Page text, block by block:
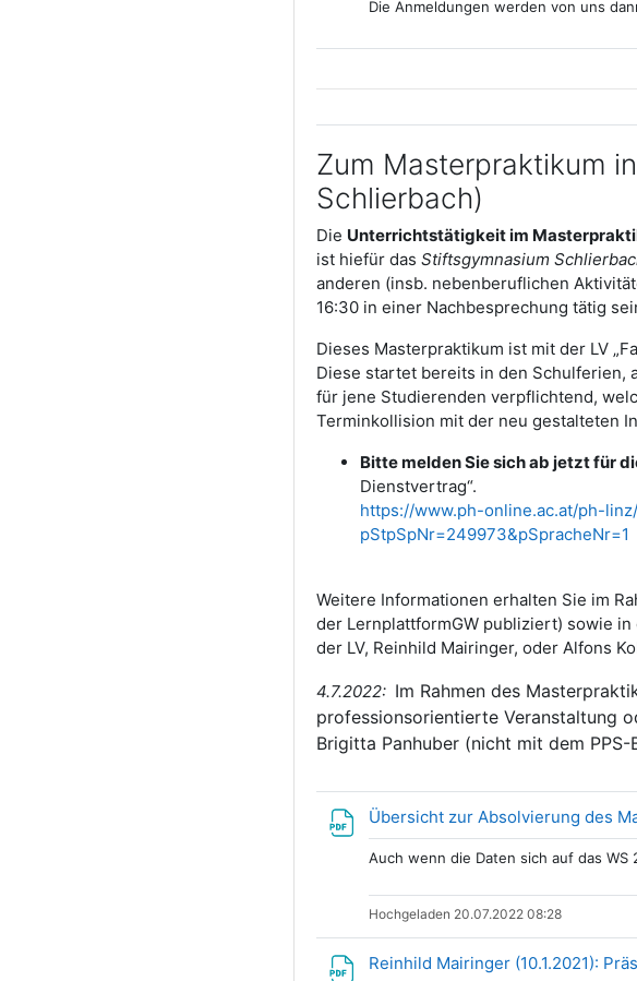
Die Anmeldungen werden von uns
Zum Masterpraktikum
Schlierbach)
Die Unterrichtstätigkeit im
ist hiefür das Stiftsgymnasium
anderen (insb. nebenberuflichen
16:30 in einer Nachbesprechung tätig
Dieses Masterpraktikum ist mit der LV
Diese startet bereits in den Schulferien,
für jene Studierenden verpflichtend,
Terminkollision mit der neu gestalteten
Bitte melden Sie sich ab jetzt für
Dienstvertrag“.
https://www.ph-online.ac.at/ph-
pStpSpNr=249973&pSpracheNr=1
Weitere Informationen erhalten Sie im
der LernplattformGW publiziert) sowie in
der LV, Reinhild Mairinger, oder Alfons
4.7.2022: Im Rahmen des
professionsorientierte Veranstaltung
Brigitta Panhuber (nicht mit dem
Übersicht zur Absolvierung des
Auch wenn die Daten sich auf das
Hochgeladen 20.07.2022 08:28
Reinhild Mairinger (10.1.2021):